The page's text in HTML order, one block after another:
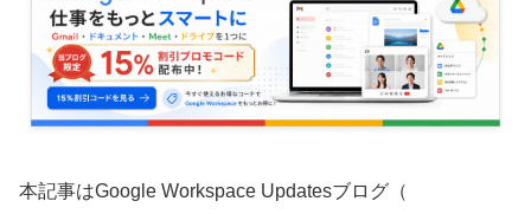
本記事はGoogle Workspace Updatesブログ（